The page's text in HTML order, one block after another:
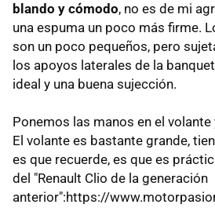
blando y cómodo, no es de mi
una espuma un poco más firme.
son un poco pequeños, pero
los apoyos laterales de la
ideal y una buena sujección.
Ponemos las manos en el
El volante es bastante grande,
es que recuerde, es que es
del "Renault Clio de la generación
anterior":https://